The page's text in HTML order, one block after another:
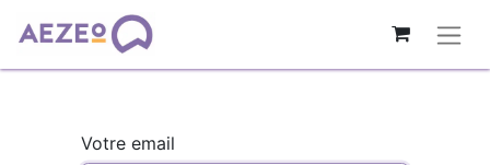
Votre email